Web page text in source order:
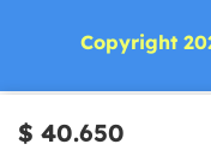
$ 40.650
Copyright